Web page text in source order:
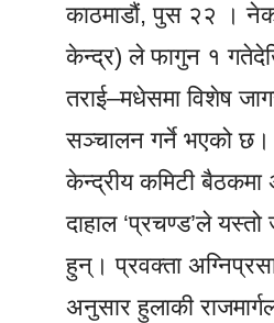
काठमाडौं, पुस २२ ।
केन्द्र) ले फागुन १
तराई–मधेसमा विशेष
सञ्चालन गर्ने भएको
केन्द्रीय कमिटी बैठकमा
दाहाल ‘प्रचण्ड’ले यस्तो
हुन्। प्रवक्ता
अनुसार हुलाकी